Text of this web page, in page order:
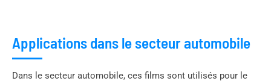
Applications dans le secteur automobile
Dans le secteur automobile, ces films sont utilisés pour le